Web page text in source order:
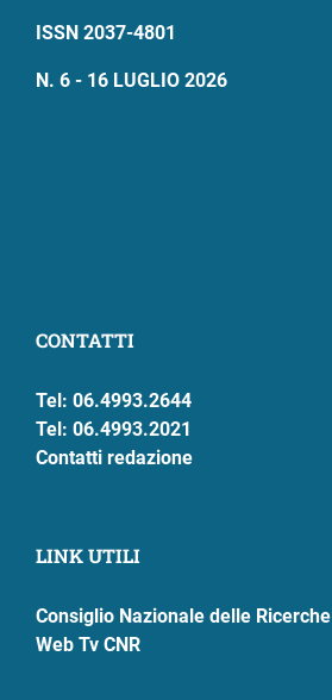
ISSN 2037-4801
N. 6 - 16 LUGLIO 2026
CONTATTI
Tel: 06.4993.2644
Tel: 06.4993.2021
Contatti redazione
LINK UTILI
Consiglio Nazionale delle Ricerche
Web Tv CNR